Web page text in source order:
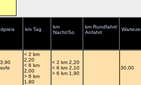
km Tag
km
Nacht/So
km Rundfahrt/
Anfahrt
< 2 km
2,20
< 6 km
2,00
> 6 km
1,80
< 2 km 2,20
< 6 km 2,10
> 6 km 1,90
30,00